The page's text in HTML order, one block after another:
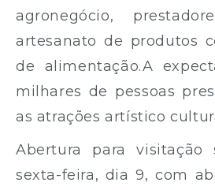
agronegócio,
artesanato de produtos
de alimentação.A
milhares de pessoas
as atrações artístico
Abertura para visitação
sexta-feira, dia 9, com